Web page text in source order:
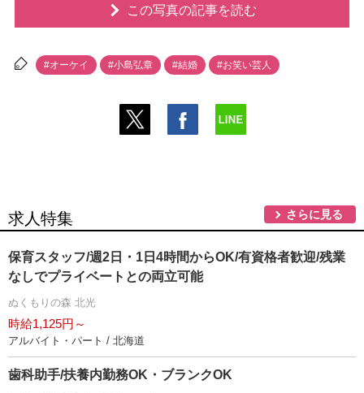
この写真の記事を読む
#オーケイ #小島弘章 #結婚 #お笑い芸人
求人特集 さらに見る
保育スタッフ/週2日・1日4時間からOK/有資格者歓迎/残業
なしでプライベートとの両立可能
ぬくもりの森 北光
時給1,125円～
アルバイト・パート / 北海道
歯科助手/扶養内勤務OK・ブランクOK